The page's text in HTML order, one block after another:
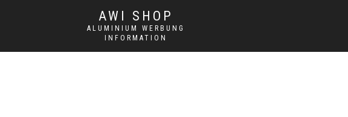
AWI SHOP
ALUMINIUM WERBUNG
INFORMATION